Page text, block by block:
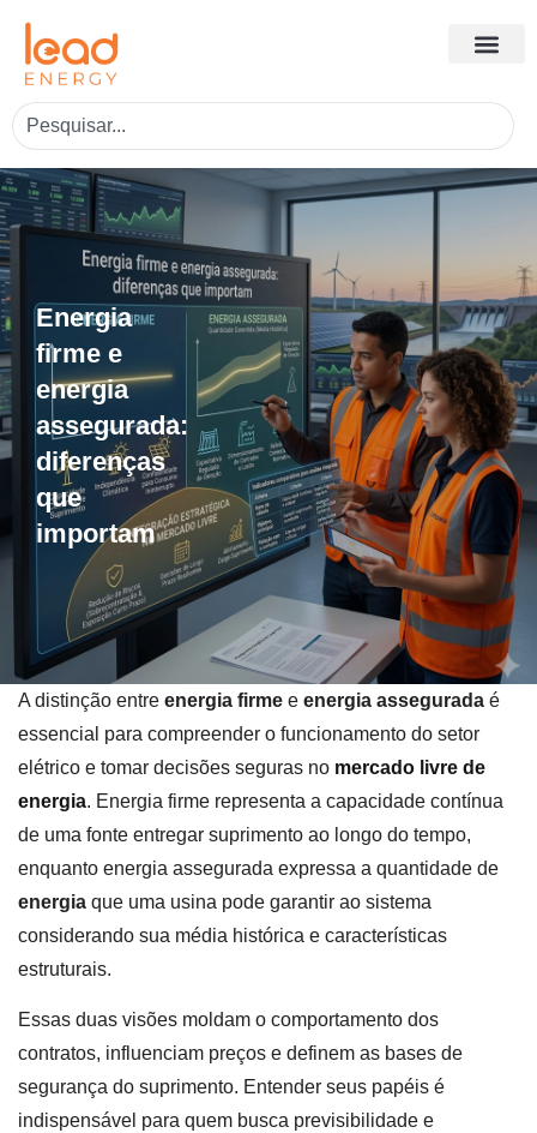
Energia
firme e
energia
assegurada:
diferenças
que
importam
A distinção entre energia firme e energia assegurada é
essencial para compreender o funcionamento do setor
elétrico e tomar decisões seguras no mercado livre de
energia. Energia firme representa a capacidade contínua
de uma fonte entregar suprimento ao longo do tempo,
enquanto energia assegurada expressa a quantidade de
energia que uma usina pode garantir ao sistema
considerando sua média histórica e características
estruturais.
Essas duas visões moldam o comportamento dos
contratos, influenciam preços e definem as bases de
segurança do suprimento. Entender seus papéis é
indispensável para quem busca previsibilidade e